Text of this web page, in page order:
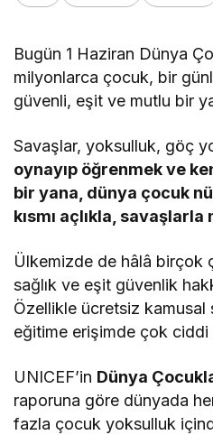
Bugün 1 Haziran Dünya
milyonlarca çocuk, bir
güvenli, eşit ve mutlu bir
Savaşlar, yoksulluk, göç
oynayıp öğrenmek ve
bir yana, dünya çocuk
kısmı açlıkla,
Ülkemizde de hâlâ birçok
sağlık ve eşit güvenlik
Özellikle ücretsiz kamusal
eğitime erişimde çok ciddi
UNICEF’in Dünya
raporuna göre dünyada
fazla çocuk yoksulluk